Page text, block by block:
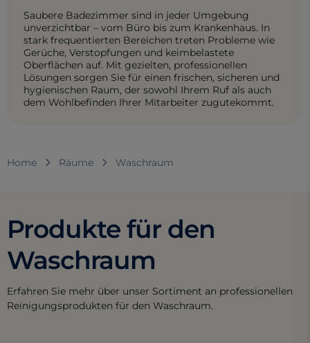
Saubere Badezimmer sind in jeder Umgebung
unverzichtbar – vom Büro bis zum Krankenhaus. In
stark frequentierten Bereichen treten Probleme wie
Gerüche, Verstopfungen und keimbelastete
Oberflächen auf. Mit gezielten, professionellen
Lösungen sorgen Sie für einen frischen, sicheren und
hygienischen Raum, der sowohl Ihrem Ruf als auch
dem Wohlbefinden Ihrer Mitarbeiter zugutekommt.
Home Räume Waschraum
Produkte für den
Waschraum
Erfahren Sie mehr über unser Sortiment an professionellen
Reinigungsprodukten für den Waschraum.